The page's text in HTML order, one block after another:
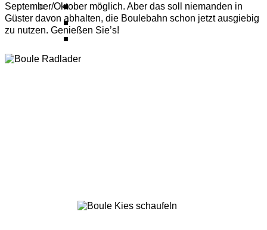
September/Oktober möglich. Aber das soll niemanden in
Güster davon abhalten, die Boulebahn schon jetzt ausgiebig
zu nutzen. Genießen Sie’s!